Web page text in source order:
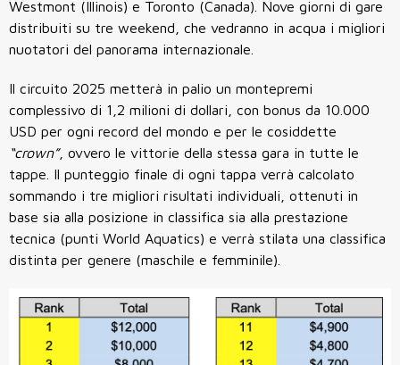
Westmont (Illinois) e Toronto (Canada). Nove giorni di gare
distribuiti su tre weekend, che vedranno in acqua i migliori
nuotatori del panorama internazionale.
Il circuito 2025 metterà in palio un montepremi
complessivo di 1,2 milioni di dollari, con bonus da 10.000
USD per ogni record del mondo e per le cosiddette
“crown”, ovvero le vittorie della stessa gara in tutte le
tappe. Il punteggio finale di ogni tappa verrà calcolato
sommando i tre migliori risultati individuali, ottenuti in
base sia alla posizione in classifica sia alla prestazione
tecnica (punti World Aquatics) e verrà stilata una classifica
distinta per genere (maschile e femminile).